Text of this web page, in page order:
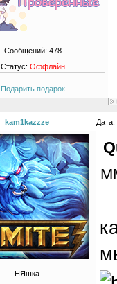
Сообщений: 478
Статус: Оффлайн
Подарить подарок
kam1kazzze
НЯшка